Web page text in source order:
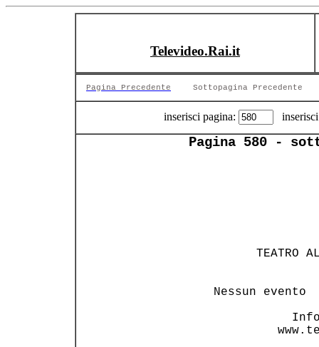
Televideo.Rai.it
Pagina Precedente Sottopagina Precedente
inserisci pagina:
Pagina 580 -